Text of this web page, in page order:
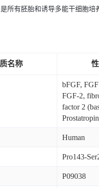
是所有胚胎和诱导多能干细胞培
名称
bFGF,
FGF-2,
factor 2
Prostatropin
Human
Pro143-
P09038